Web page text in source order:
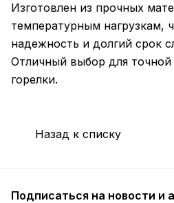
Изготовлен из прочных
температурным нагрузкам,
надежность и долгий срок
Отличный выбор для
горелки.
Назад к списку
Подписаться на новости и